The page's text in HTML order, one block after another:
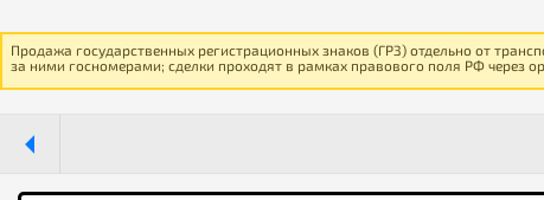
Продажа государственных регистрационных знаков (ГРЗ) отдельно от
за ними госномерами; сделки проходят в рамках правового поля РФ через